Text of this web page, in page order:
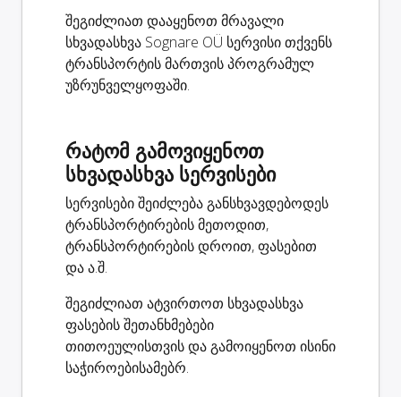
შეგიძლიათ დააყენოთ მრავალი
სხვადასხვა Sognare OÜ სერვისი თქვენს
ტრანსპორტის მართვის პროგრამულ
უზრუნველყოფაში.
რატომ გამოვიყენოთ
სხვადასხვა სერვისები
სერვისები შეიძლება განსხვავდებოდეს
ტრანსპორტირების მეთოდით,
ტრანსპორტირების დროით, ფასებით
და ა.შ.
შეგიძლიათ ატვირთოთ სხვადასხვა
ფასების შეთანხმებები
თითოეულისთვის და გამოიყენოთ ისინი
საჭიროებისამებრ.